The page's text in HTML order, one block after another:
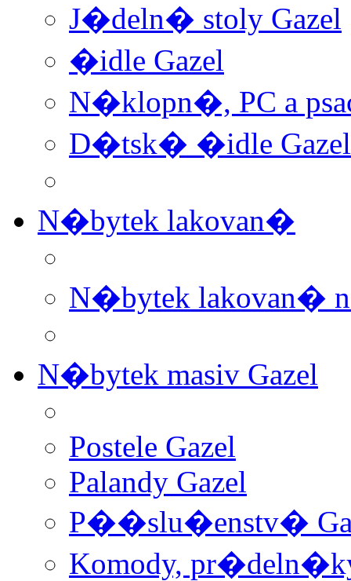
J�deln� stoly Gazel
�idle Gazel
N�klopn�, PC a
D�tsk� �idle Gazel
N�bytek lakovan�
N�bytek lakovan�
N�bytek masiv Gazel
Postele Gazel
Palandy Gazel
P��slu�enstv�
Komody,